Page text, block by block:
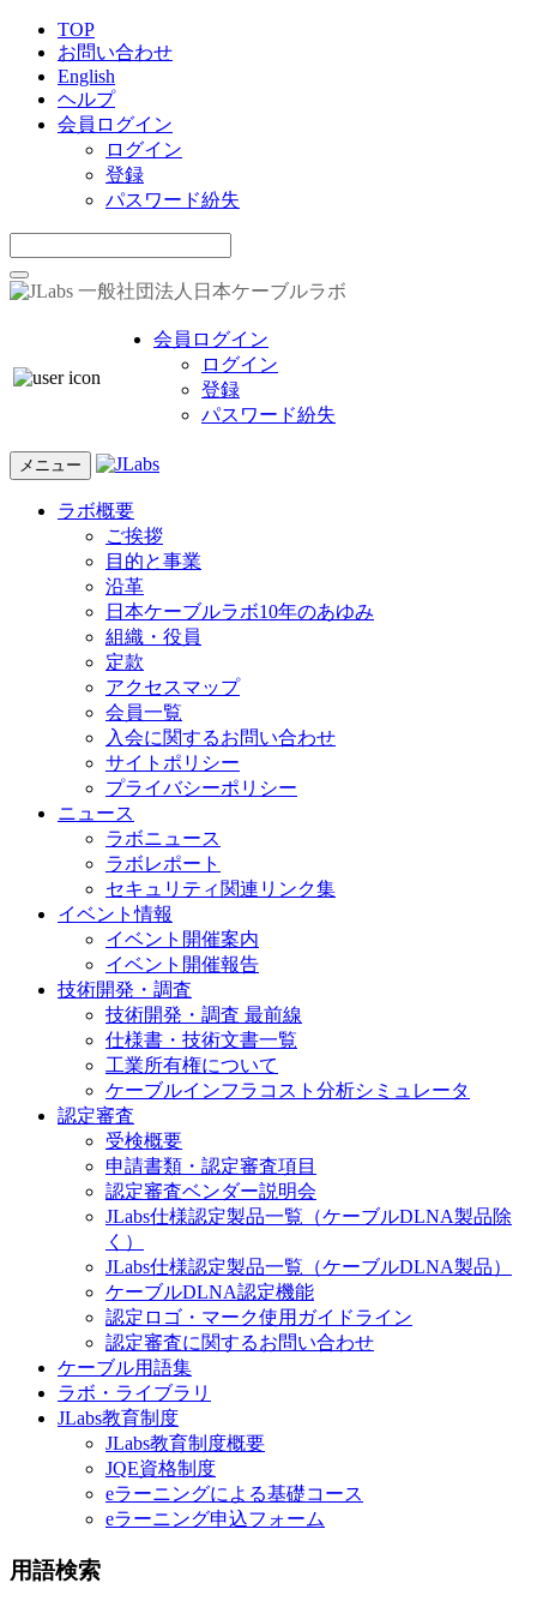
TOP
お問い合わせ
English
ヘルプ
会員ログイン
ログイン
登録
パスワード紛失
一般社団法人日本ケーブルラボ
会員ログイン
ログイン
登録
パスワード紛失
メニュー
ラボ概要
ご挨拶
目的と事業
沿革
日本ケーブルラボ10年のあゆみ
組織・役員
定款
アクセスマップ
会員一覧
入会に関するお問い合わせ
サイトポリシー
プライバシーポリシー
ニュース
ラボニュース
ラボレポート
セキュリティ関連リンク集
イベント情報
イベント開催案内
イベント開催報告
技術開発・調査
技術開発・調査 最前線
仕様書・技術文書一覧
工業所有権について
ケーブルインフラコスト分析シミュレータ
認定審査
受検概要
申請書類・認定審査項目
認定審査ベンダー説明会
JLabs仕様認定製品一覧（ケーブルDLNA製品除
く）
JLabs仕様認定製品一覧（ケーブルDLNA製品）
ケーブルDLNA認定機能
認定ロゴ・マーク使用ガイドライン
認定審査に関するお問い合わせ
ケーブル用語集
ラボ・ライブラリ
JLabs教育制度
JLabs教育制度概要
JQE資格制度
eラーニングによる基礎コース
eラーニング申込フォーム
用語検索